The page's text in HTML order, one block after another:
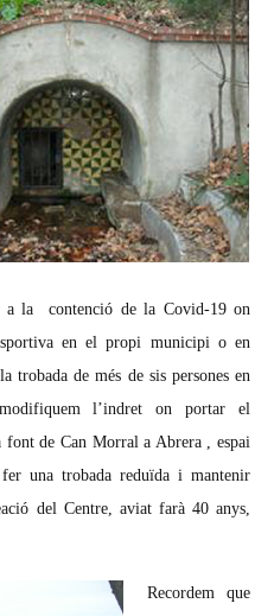
la contenció de la Covid-19 on
en el propi municipi o en
de més de sis persones en
l’indret on portar el
font de Can Morral a Abrera , espai
una trobada reduïda i mantenir
del Centre, aviat farà 40 anys,
Recordem que